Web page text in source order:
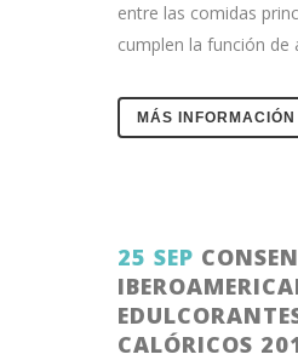
entre las comidas
cumplen la función de
MÁS INFORMACIÓN
25 SEP
CALÓRICOS